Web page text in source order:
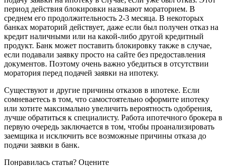
период действия блокировки называют мораторием. В
среднем его продолжительность 2-3 месяца. В некоторых
банках мораторий действует, даже если был получен отказ на
кредит наличными или на какой-либо другой кредитный
продукт. Банк может поставить блокировку также в случае,
если подавали заявку просто на сайте без предоставления
документов. Поэтому очень важно убедиться в отсутствии
моратория перед подачей заявки на ипотеку.
Существуют и другие причины отказов в ипотеке. Если
сомневаетесь в том, что самостоятельно оформите ипотеку
или хотите максимально увеличить вероятность одобрения,
лучше обратиться к специалисту. Работа ипотечного брокера в
первую очередь заключается в том, чтобы проанализировать
заемщика и исключить все возможные причины отказа до
подачи заявки в банк.
Понравилась статья? Оцените